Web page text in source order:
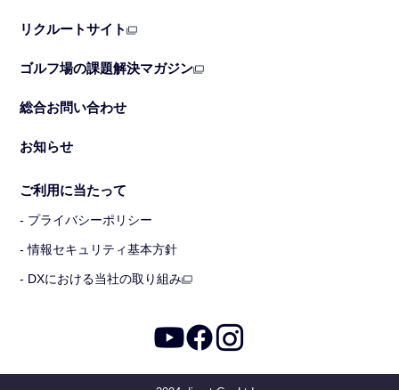
リクルートサイト
ゴルフ場の課題解決マガジン
総合お問い合わせ
お知らせ
ご利用に当たって
- プライバシーポリシー
- 情報セキュリティ基本方針
- DXにおける当社の取り組み